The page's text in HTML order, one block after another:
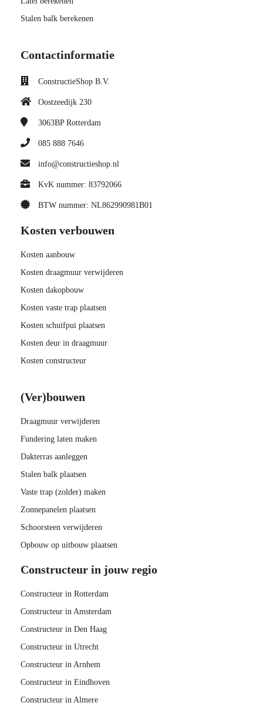
Stalen balk berekenen
Contactinformatie
ConstructieShop B.V.
Oostzeedijk 230
3063BP Rotterdam
085 888 7646
info@constructieshop.nl
KvK nummer: 83792066
BTW nummer: NL862990981B01
Kosten verbouwen
Kosten aanbouw
Kosten draagmuur verwijderen
Kosten dakopbouw
Kosten vaste trap plaatsen
Kosten schuifpui plaatsen
Kosten deur in draagmuur
Kosten constructeur
(Ver)bouwen
Draagmuur verwijderen
Fundering laten maken
Dakterras aanleggen
Stalen balk plaatsen
Vaste trap (zolder) maken
Zonnepanelen plaatsen
Schoorsteen verwijderen
Opbouw op uitbouw plaatsen
Constructeur in jouw regio
Constructeur in Rotterdam
Constructeur in Amsterdam
Constructeur in Den Haag
Constructeur in Utrecht
Constructeur in Arnhem
Constructeur in Eindhoven
Constructeur in Almere